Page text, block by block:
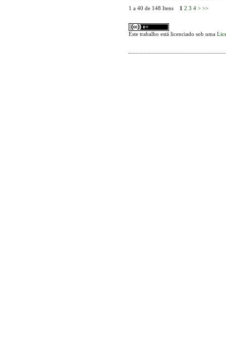
1 a 40 de 148 Itens
1 2 3 4 > >>
Este trabalho está licenciado sob uma